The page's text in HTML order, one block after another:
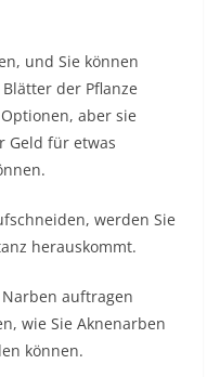
und Sie können
der Pflanze
aber sie
Geld für etwas
werden Sie
herauskommt.
auftragen
wie Sie Aknenarben
können.